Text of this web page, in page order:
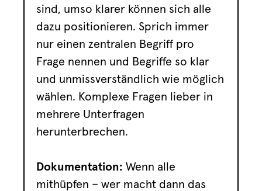
sind, umso klarer können sich alle
dazu positionieren. Sprich immer
nur einen zentralen Begriff pro
Frage nennen und Begriffe so klar
und unmissverständlich wie möglich
wählen. Komplexe Fragen lieber in
mehrere Unterfragen
herunterbrechen.
Dokumentation: Wenn alle
mithüpfen – wer macht dann das